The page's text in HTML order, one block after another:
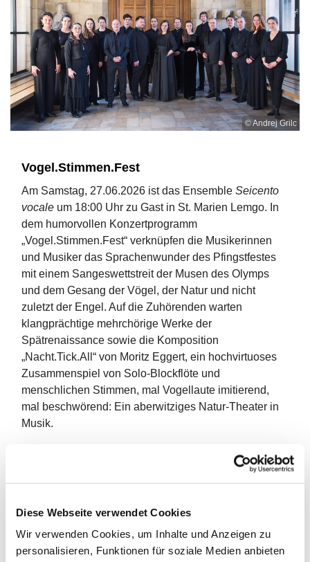
Diese Webseite verwendet Cookies
Wir verwenden Cookies, um Inhalte und Anzeigen zu
personalisieren, Funktionen für soziale Medien anbieten
© Andrej Grilc
Vogel.Stimmen.Fest
Am Samstag, 27.06.2026 ist das Ensemble Seicento
vocale um 18:00 Uhr zu Gast in St. Marien Lemgo. In
dem humorvollen Konzertprogramm
„Vogel.Stimmen.Fest“ verknüpfen die Musikerinnen
und Musiker das Sprachenwunder des Pfingstfestes
mit einem Sangeswettstreit der Musen des Olymps
und dem Gesang der Vögel, der Natur und nicht
zuletzt der Engel. Auf die Zuhörenden warten
klangprächtige mehrchörige Werke der
Spätrenaissance sowie die Komposition
„Nacht.Tick.All“ von Moritz Eggert, ein hochvirtuoses
Zusammenspiel von Solo-Blockflöte und
menschlichen Stimmen, mal Vogellaute imitierend,
mal beschwörend: Ein aberwitziges Natur-Theater in
Musik.
realisiert seit 2016 Konzertprojekte in flexiblen
Besetzungen insbesondere in der Region Westfalen-
moderne, historisch informierte Aufführungspraxis, die
einen homogenen Chorklang mit den solistischen
Stärken der Sänger*innen verbindet. Seicento